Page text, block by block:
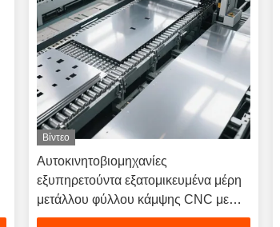
Βίντεο
Αυτοκινητοβιομηχανίες
εξυπηρετούντα εξατομικευμένα μέρη
μετάλλου φύλλου κάμψης CNC με
επεξεργασία επιφάνειας ψεκασμού